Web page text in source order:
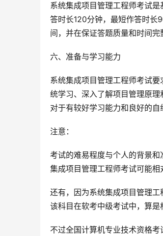
系统集成项目管理工程师考试
答时长120分钟，最短作答时长
间，并在保证答题质量和时间完
六、准备与学习能力
系统集成项目管理工程师考试
统学习、深入了解项目管理原理
对于有较好学习能力和良好的自
注意：
考试的难易程度与个人的背景
集成项目管理工程师考试可能相
还有，因为系统集成项目管理
该科目在软考中级考试中，算是
不过全国计算机专业技术资格